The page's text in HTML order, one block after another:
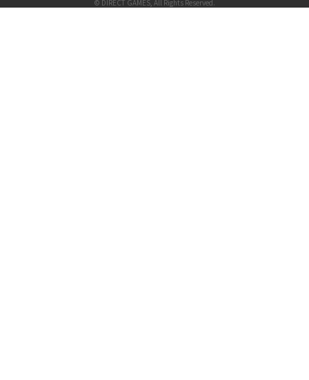
© DIRECT GAMES, All Rights Reserved.